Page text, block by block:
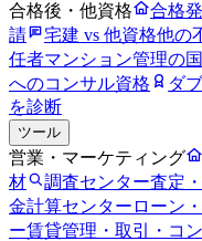
合格後・他資格
合格
請
宅建 vs 他資格他の
任者マンション管理の
へのコンサル資格
ダ
を診断
ツール
営業・マーケティング
材
調査センター査定
金計算センター ローン
ー賃貸管理・取引・コ